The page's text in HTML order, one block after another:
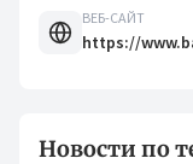
ВЕБ-САЙТ
https://
Новости по